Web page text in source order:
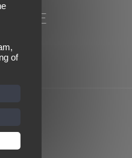
réservés |
of